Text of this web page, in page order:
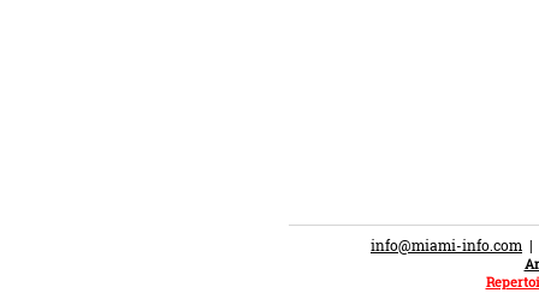
info@miami-info.com |